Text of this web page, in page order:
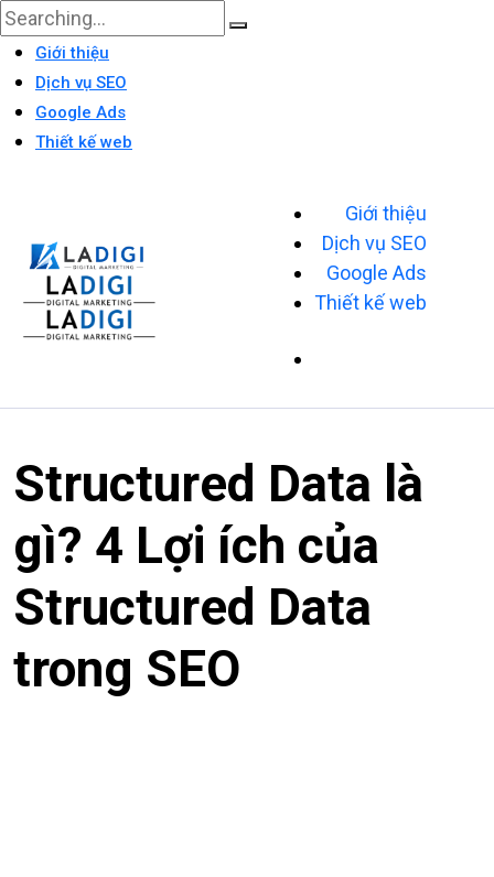
Giới thiệu
Dịch vụ SEO
Google Ads
Thiết kế web
Giới thiệu
Dịch vụ SEO
Google Ads
Thiết kế web
Structured Data là
gì? 4 Lợi ích của
Structured Data
trong SEO